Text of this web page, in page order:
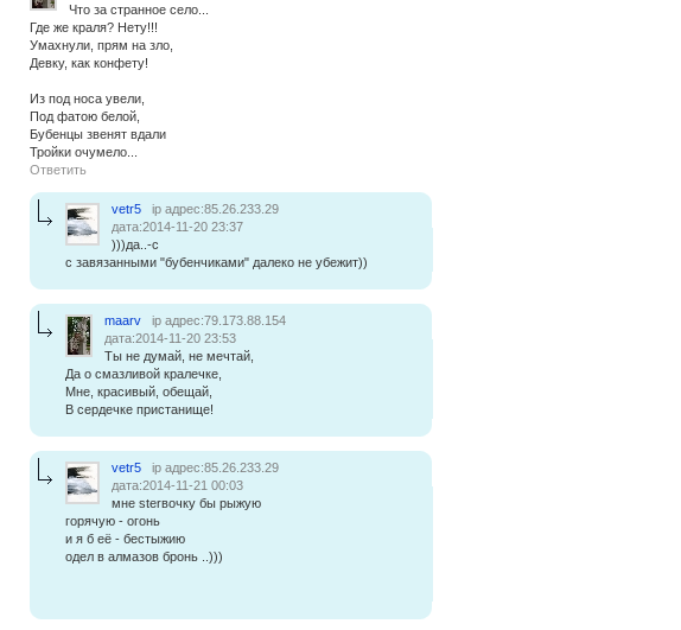
Что за странное село...
Где же краля? Нету!!!
Умахнули, прям на зло,
Девку, как конфету!
Из под носа увели,
Под фатою белой,
Бубенцы звенят вдали
Тройки очумело...
Ответить
vetr5
ip адрес:85.26.233.29
дата:2014-11-20 23:37
)))да..-с
с завязанными "бубенчиками" далеко не убежит))
maarv
ip адрес:79.173.88.154
дата:2014-11-20 23:53
Ты не думай, не мечтай,
Да о смазливой кралечке,
Мне, красивый, обещай,
В сердечке пристанище!
vetr5
ip адрес:85.26.233.29
дата:2014-11-21 00:03
мне sterвочку бы рыжую
горячую - огонь
и я б её - бестыжию
одел в алмазов бронь ..)))